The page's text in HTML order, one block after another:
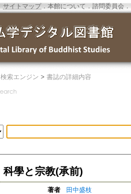
サイトマップ．本館について ． 諮問委員会 ．
検索エンジン > 書誌の詳細内容
科學と宗教(承前)
著者
田中盛枝